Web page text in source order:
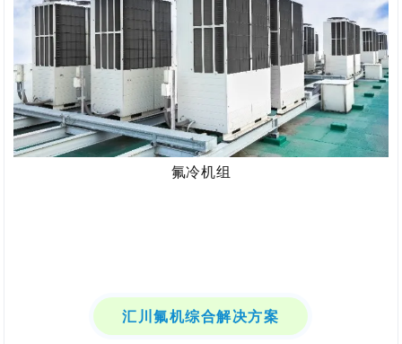
氟冷机组
汇川氟机综合解决方案